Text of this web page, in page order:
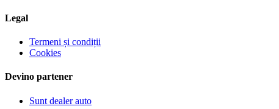
Legal
Termeni și condiții
Cookies
Devino partener
Sunt dealer auto